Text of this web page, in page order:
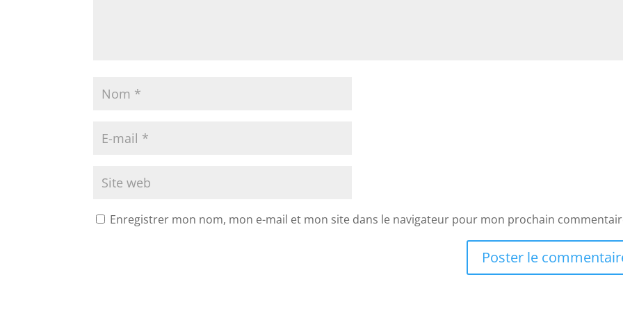
Enregistrer mon nom, mon e-mail et mon site dans le navigateur pour mon prochain